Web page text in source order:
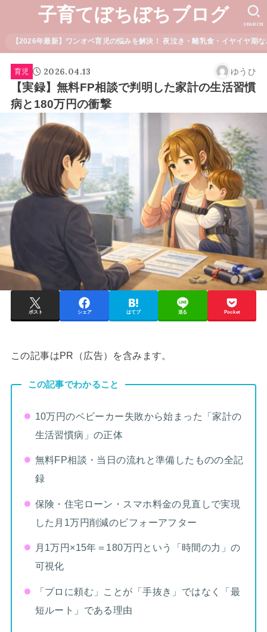
子育てぼちぼちブログ
【2026年最新】ワンオペ育児の悩みを解決！ 夜泣き・離乳食・イヤイヤ期
SEARCH
育児 2026.04.13 ゆうひ
【実録】無料FP相談で判明した家計の生活習慣
病と180万円の衝撃
ポスト シェア はてブ 送る Pocket
この記事はPR（広告）を含みます。
この記事でわかること
10万円のベビーカー失敗から始まった「家計の
生活習慣病」の正体
無料FP相談・当日の流れと準備したものの全記
録
保険・住宅ローン・スマホ料金の見直しで実現
した月1万円削減のビフォーアフター
月1万円×15年＝180万円という「時間の力」の
可視化
「プロに頼む」ことが「手抜き」ではなく「最
短ルート」である理由